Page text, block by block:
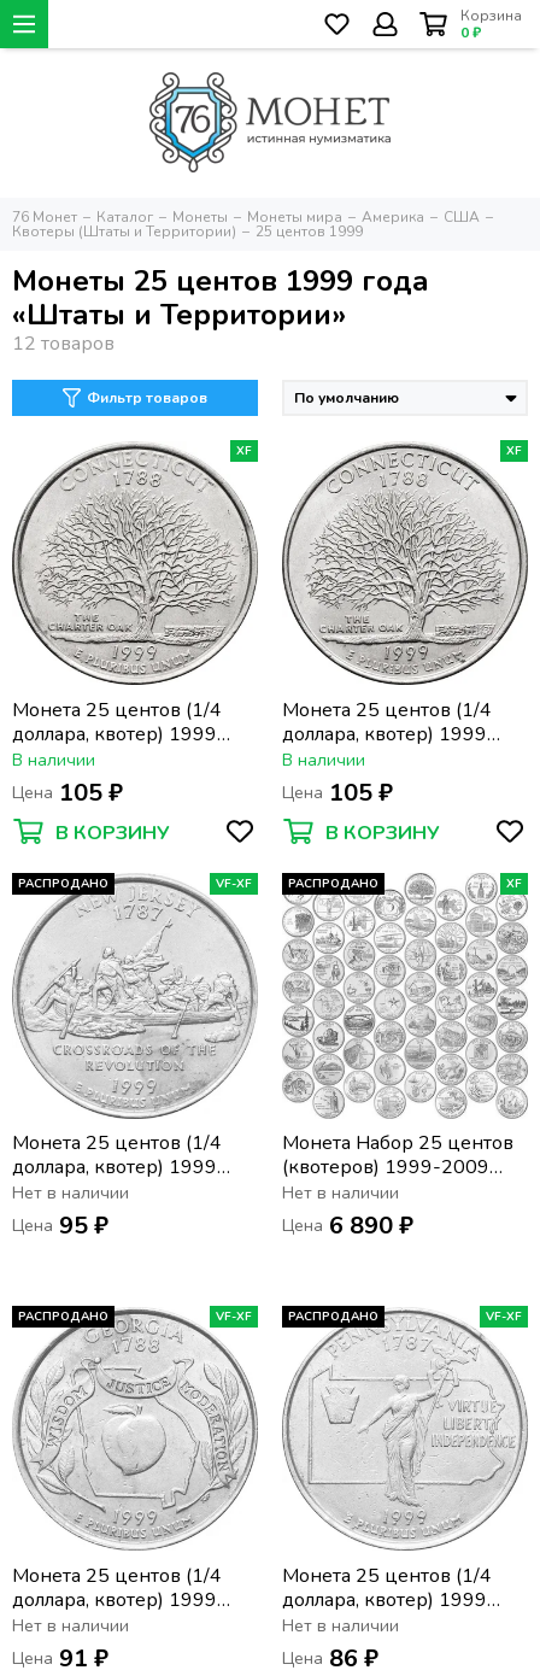
Корзина
0 ₽
76 Монет Каталог Монеты Монеты мира Америка США
Квотеры (Штаты и Территории) 25 центов 1999
Монеты 25 центов 1999 года
«Штаты и Территории»
Фильтр товаров
XF
Монета 25 центов (1/4
доллара, квотер) 1999
США «Штат Коннектикут»
(P)
В наличии
Цена 105 ₽
В КОРЗИНУ
XF
Монета 25 центов (1/4
доллара, квотер) 1999
США «Штат Коннектикут»
(D)
В наличии
Цена 105 ₽
В КОРЗИНУ
РАСПРОДАНО VF-XF
Монета 25 центов (1/4
доллара, квотер) 1999
США «Штат Нью-Джерси»
(P)
Нет в наличии
Цена 95 ₽
РАСПРОДАНО XF
Монета Набор 25 центов
(квотеров) 1999-2009
США «Штаты и
территории» двор P + D
(56 монет)
Нет в наличии
Цена 6 890 ₽
РАСПРОДАНО VF-XF
Монета 25 центов (1/4
доллара, квотер) 1999
США «Штат Джорджия»
(P)
Нет в наличии
Цена 91 ₽
РАСПРОДАНО VF-XF
Монета 25 центов (1/4
доллара, квотер) 1999
США «Штат
Пенсильвания» (P)
Нет в наличии
Цена 86 ₽